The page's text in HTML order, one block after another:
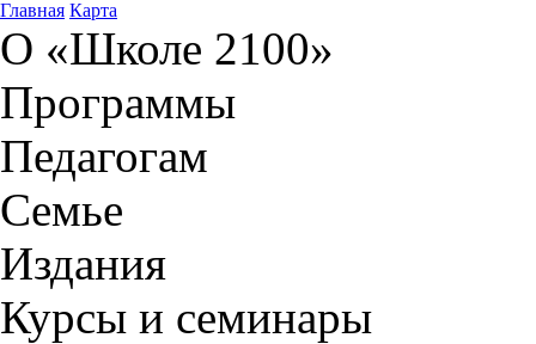
Главная Карта
О «Школе 2100»
Программы
Педагогам
Семье
Издания
Курсы и семинары